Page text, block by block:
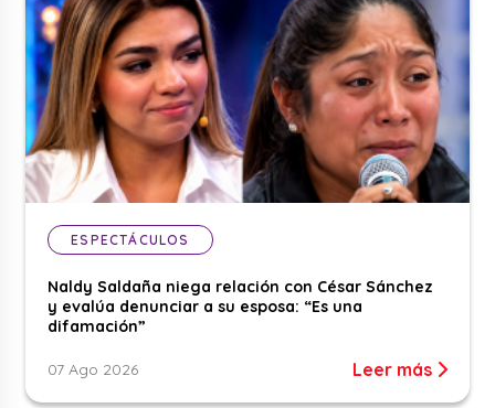
ESPECTÁCULOS
Naldy Saldaña niega relación con César Sánchez
y evalúa denunciar a su esposa: “Es una
difamación”
07 Ago 2026 Leer más